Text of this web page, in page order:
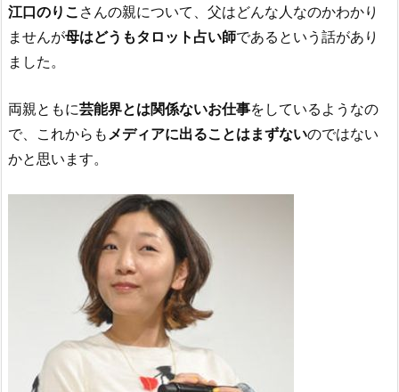
江口のりこ さんの親について、父はどんな人なのかわかり
ませんが母はどうもタロット占い師であるという話があり
ました。
両親ともに芸能界とは関係ないお仕事をしているようなの
で、これからもメディアに出ることはまずないのではない
かと思います。